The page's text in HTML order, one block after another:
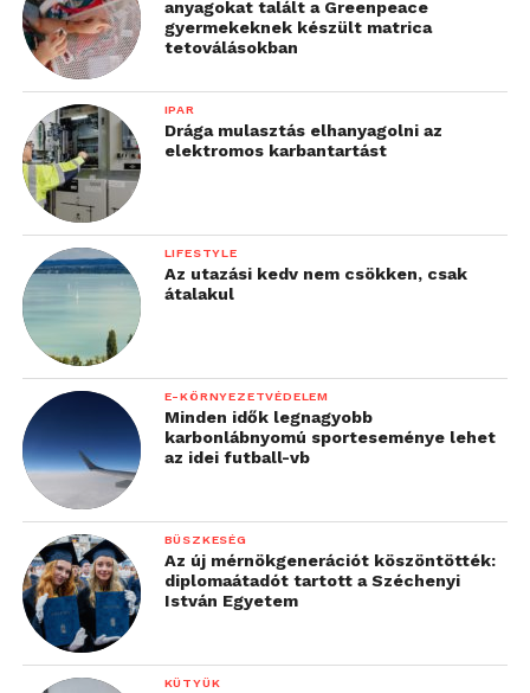
anyagokat talált a Greenpeace
gyermekeknek készült matrica
tetoválásokban
IPAR
Drága mulasztás elhanyagolni az
elektromos karbantartást
LIFESTYLE
Az utazási kedv nem csökken, csak
átalakul
E-KÖRNYEZETVÉDELEM
Minden idők legnagyobb
karbonlábnyomú sporteseménye lehet
az idei futball-vb
BÜSZKESÉG
Az új mérnökgenerációt köszöntötték:
diplomaátadót tartott a Széchenyi
István Egyetem
KÜTYÜK